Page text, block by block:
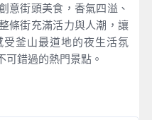
意街頭美食，香氣四溢、
條街充滿活力與人潮，讓
釜山最道地的夜生活氛
可錯過的熱門景點。